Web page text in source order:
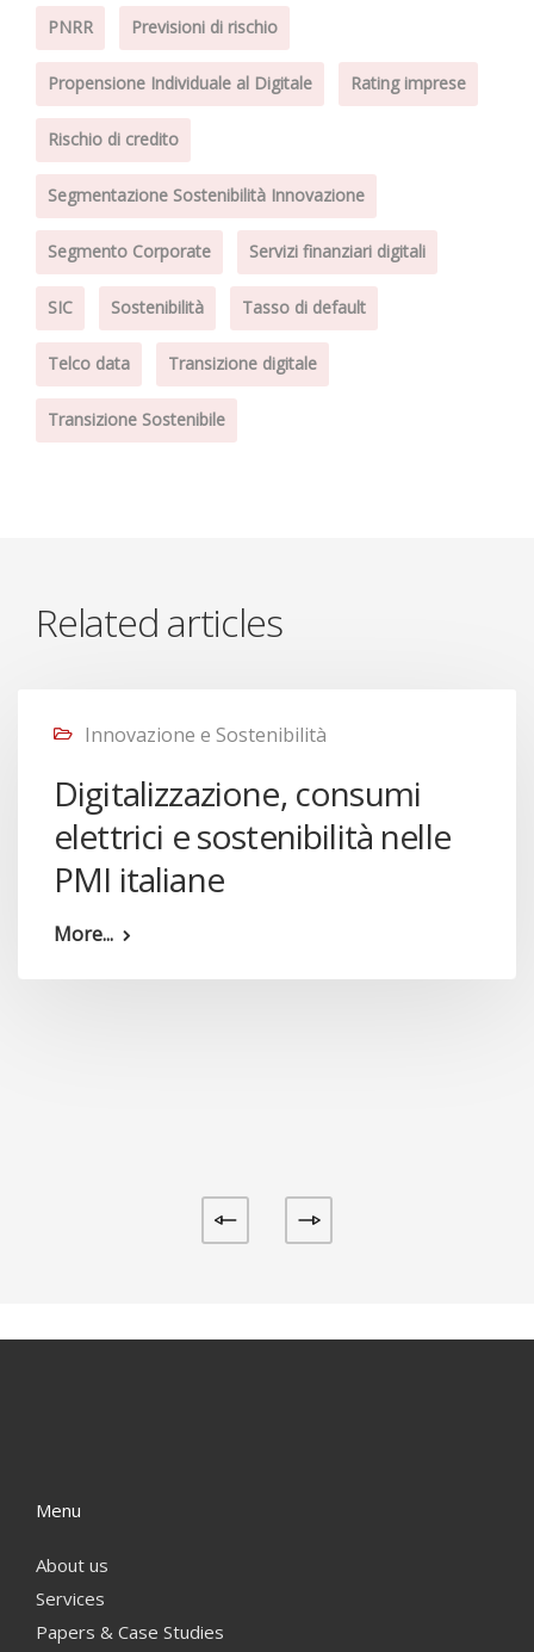
PNRR Previsioni di rischio
Propensione Individuale al Digitale Rating imprese
Rischio di credito
Segmentazione Sostenibilità Innovazione
Segmento Corporate Servizi finanziari digitali
SIC Sostenibilità Tasso di default
Telco data Transizione digitale
Transizione Sostenibile
Related articles
Innovazione e Sostenibilità
Digitalizzazione, consumi
elettrici e sostenibilità nelle
PMI italiane
More...
Menu
About us
Services
Papers & Case Studies